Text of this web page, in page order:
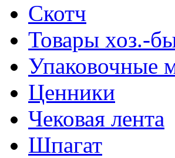
Скотч
Товары хоз.-
Упаковочные
Ценники
Чековая лента
Шпагат